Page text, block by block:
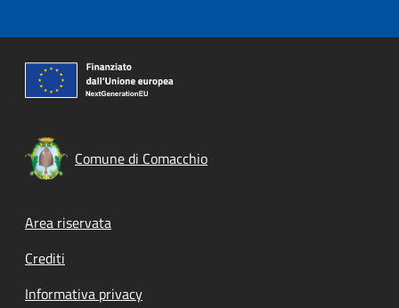
Comune di Comacchio
Footer menu
Area riservata
Crediti
Informativa privacy